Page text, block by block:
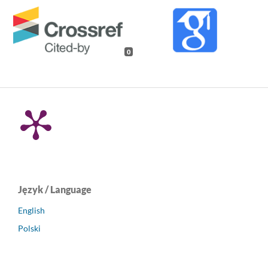
0
Język / Language
English
Polski